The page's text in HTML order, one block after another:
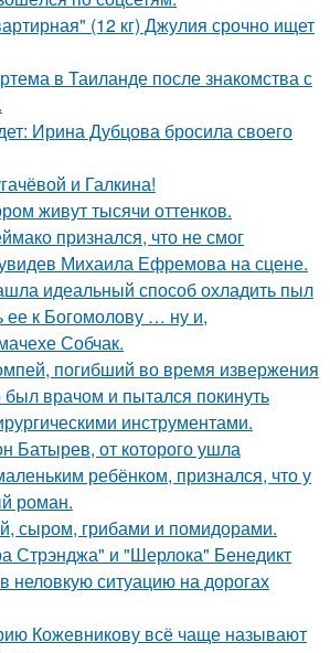
(12 кг) Джулия срочно ищет
в Таиланде после знакомства с
Ирина Дубцова бросила своего
и Галкина!
живут тысячи оттенков.
признался, что не смог
Михаила Ефремова на сцене.
идеальный способ охладить пыл
ее к Богомолову … ну и,
Собчак.
погибший во время извержения
врачом и пытался покинуть
инструментами.
Батырев, от которого ушла
ребёнком, признался, что у
роман.
сыром, грибами и помидорами.
Стрэнджа" и "Шерлока" Бенедикт
неловкую ситуацию на дорогах
Кожевникову всё чаще называют